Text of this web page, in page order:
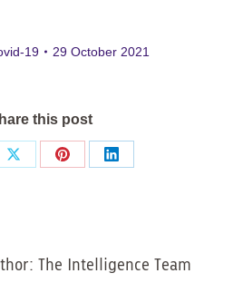
19 29 October 2021
this post
Share
Share
Share
The Intelligence Team